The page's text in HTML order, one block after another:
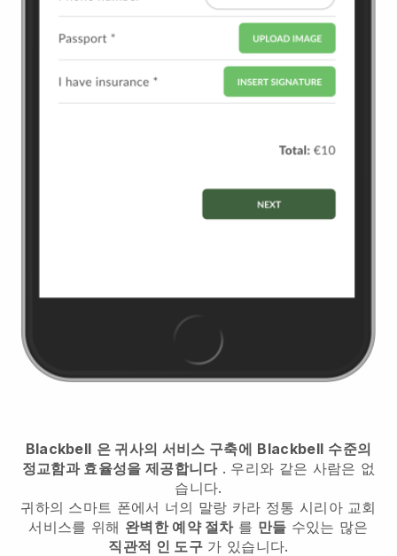
Blackbell 은 귀사의 서비스 구축에 Blackbell 수준의
정교함과 효율성을 제공합니다. 우리와 같은 사람은 없
습니다.
귀하의 스마트 폰에서 너의 말랑 카라 정통 시리아 교회
서비스를 위해 완벽한 예약 절차를 만들 수있는 많은
직관적 인 도구 가 있습니다.